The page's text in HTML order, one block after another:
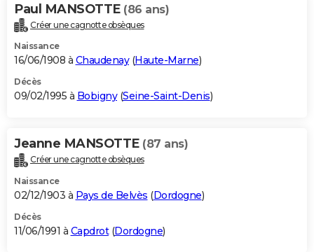
Paul MANSOTTE (86 ans)
Créer une cagnotte obsèques
Naissance
16/06/1908 à Chaudenay(Haute-Marne)
Décès
09/02/1995 à Bobigny(Seine-Saint-Denis)
Jeanne MANSOTTE (87 ans)
Créer une cagnotte obsèques
Naissance
02/12/1903 à Pays de Belvès (Dordogne)
Décès
11/06/1991 à Capdrot(Dordogne)